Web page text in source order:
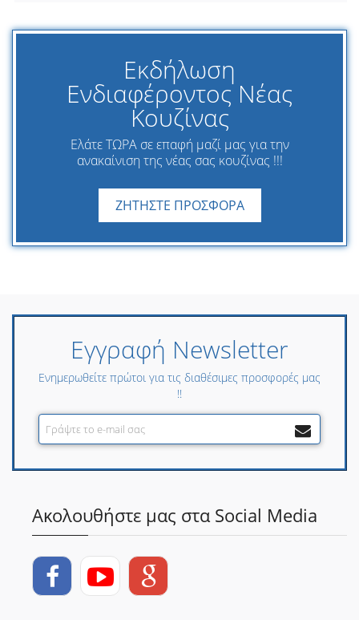
Εκδήλωση
Ενδιαφέροντος Νέας
Κουζίνας
Ελάτε ΤΩΡΑ σε επαφή μαζί μας για την
ανακαίνιση της νέας σας κουζίνας !!!
ΖΗΤΗΣΤΕ ΠΡΟΣΦΟΡΑ
Εγγραφή Newsletter
Ενημερωθείτε πρώτοι για τις διαθέσιμες προσφορές μας
!!
Ακολουθήστε μας στα Social Media